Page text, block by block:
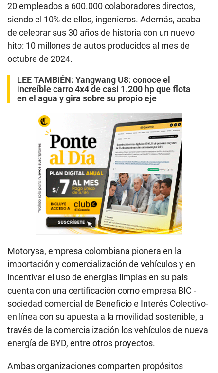
20 empleados a 600.000 colaboradores directos,
siendo el 10% de ellos, ingenieros. Además, acaba
de celebrar sus 30 años de historia con un nuevo
hito: 10 millones de autos producidos al mes de
octubre de 2024.
LEE TAMBIÉN: Yangwang U8: conoce el
increíble carro 4x4 de casi 1.200 hp que flota
en el agua y gira sobre su propio eje
Motorysa, empresa colombiana pionera en la
importación y comercialización de vehículos y en
incentivar el uso de energías limpias en su país
cuenta con una certificación como empresa BIC -
sociedad comercial de Beneficio e Interés Colectivo-
en línea con su apuesta a la movilidad sostenible, a
través de la comercialización los vehículos de nueva
energía de BYD, entre otros proyectos.
Ambas organizaciones comparten propósitos